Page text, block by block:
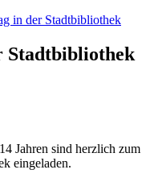
in der Stadtbibliothek
Stadtbibliothek
Jahren sind herzlich zum
eingeladen.